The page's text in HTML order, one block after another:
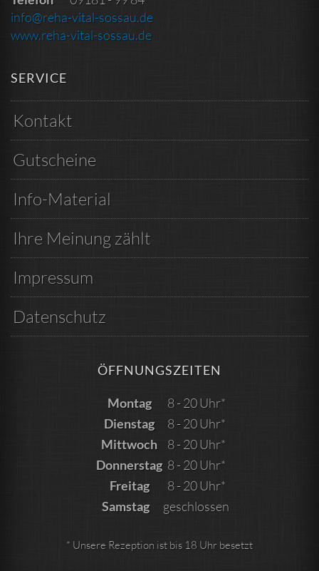
info@reha-vital-sossau.de
www.reha-vital-sossau.de
SERVICE
Kontakt
Gutscheine
Info-Material
Ihre Meinung zählt
Impressum
Datenschutz
ÖFFNUNGSZEITEN
Montag
8 - 20 Uhr*
Dienstag
8 - 20 Uhr*
Mittwoch
8 - 20 Uhr*
Donnerstag 8 - 20 Uhr*
Freitag
8 - 20 Uhr*
Samstag
geschlossen
* Unsere Rezeption ist bis 18 Uhr besetzt